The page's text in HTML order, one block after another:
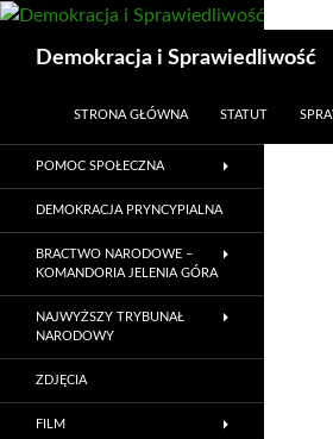
Przejdź
treści
Demokracja i Sprawiedliwość
STRONA GŁÓWNA STATUT
POMOC SPOŁECZNA
DEMOKRACJA PRYNCYPIALNA
BRACTWO NARODOWE –
KOMANDORIA JELENIA GÓRA
NAJWYŻSZY TRYBUNAŁ
NARODOWY
ZDJĘCIA
FILM